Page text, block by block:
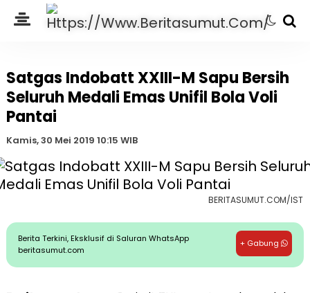
Satgas Indobatt XXIII-M Sapu Bersih
Seluruh Medali Emas Unifil Bola Voli
Pantai
Kamis, 30 Mei 2019 10:15 WIB
BERITASUMUT.COM/IST
Berita Terkini, Eksklusif di Saluran WhatsApp
beritasumut.com
+ Gabung